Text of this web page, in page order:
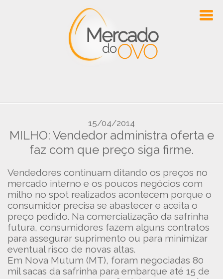
15/04/2014
MILHO: Vendedor administra oferta e
faz com que preço siga firme.
Vendedores continuam ditando os preços no
mercado interno e os poucos negócios com
milho no spot realizados acontecem porque o
consumidor precisa se abastecer e aceita o
preço pedido. Na comercialização da safrinha
futura, consumidores fazem alguns contratos
para assegurar suprimento ou para minimizar
eventual risco de novas altas.
Em Nova Mutum (MT), foram negociadas 80
mil sacas da safrinha para embarque até 15 de